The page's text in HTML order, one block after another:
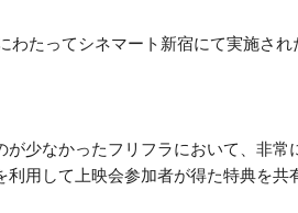
たってシネマート新宿にて実施さ
少なかったフリフラにおいて、非
用して上映会参加者が得た特典を共